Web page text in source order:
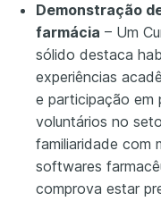
Demonstração
farmácia – Um
sólido destaca
experiências
e participação em
voluntários no
familiaridade com
softwares
comprova estar